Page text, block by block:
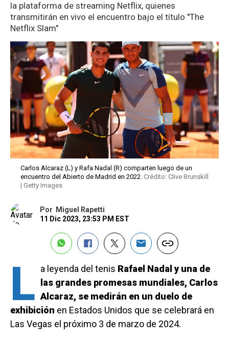
la plataforma de streaming Netflix, quienes
transmitirán en vivo el encuentro bajo el título "The
Netflix Slam"
Carlos Alcaraz (L) y Rafa Nadal (R) comparten luego de un
encuentro del Abierto de Madrid en 2022. Crédito: Clive Brunskill
| Getty Images
Por
Miguel Rapetti
11 Dic 2023, 23:53 PM EST
L a leyenda del tenis Rafael Nadal y una de
las grandes promesas mundiales, Carlos
Alcaraz, se medirán en un duelo de
exhibición en Estados Unidos que se celebrará en
Las Vegas el próximo 3 de marzo de 2024.